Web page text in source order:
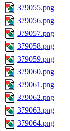
379055.png
379056.png
379057.png
379058.png
379059.png
379060.png
379061.png
379062.png
379063.png
379064.png